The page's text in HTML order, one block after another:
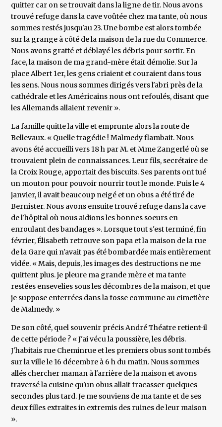
quitter car on se trouvait dans la ligne de tir. Nous avons
trouvé refuge dans la cave voûtée chez ma tante, où nous
sommes restés jusqu'au 23. Une bombe est alors tombée
sur la grange à côté de la maison de la rue du Commerce.
Nous avons gratté et déblayé les débris pour sortir. En
face, la maison de ma grand-mère était démolie. Sur la
place Albert 1er, les gens criaient et couraient dans tous
les sens. Nous nous sommes dirigés vers l'abri près de la
cathédrale et les Américains nous ont refoulés, disant que
les Allemands allaient revenir ».
La famille quitte la ville et emprunte alors la route de
Bellevaux. « Quelle tragédie ! Malmedy flambait. Nous
avons été accueilli vers 18 h par M. et Mme Zangerlé où se
trouvaient plein de connaissances. Leur fils, secrétaire de
la Croix Rouge, apportait des biscuits. Ses parents ont tué
un mouton pour pouvoir nourrir tout le monde. Puis le 4
janvier, il avait beaucoup neigé et un obus a été tiré de
Bernister. Nous avons ensuite trouvé refuge dans la cave
de l'hôpital où nous aidions les bonnes soeurs en
enroulant des bandages ». Lorsque tout s'est terminé, fin
février, Élisabeth retrouve son papa et la maison de la rue
de la Gare qui n'avait pas été bombardée mais entièrement
vidée. « Mais, depuis, les images des destructions ne me
quittent plus. je pleure ma grande mère et ma tante
restées ensevelies sous les décombres de la maison, et que
je suppose enterrées dans la fosse commune au cimetière
de Malmedy. »
De son côté, quel souvenir précis André Théatre retient-il
de cette période ? « J'ai vécu la poussière, les débris.
J'habitais rue Cheminrue et les premiers obus sont tombés
sur la ville le 16 décembre à 6 h du matin. Nous sommes
allés chercher maman à l'arrière de la maison et avons
traversé la cuisine qu'un obus allait fracasser quelques
secondes plus tard. Je me souviens de ma tante et de ses
deux filles extraites in extremis des ruines de leur maison
».